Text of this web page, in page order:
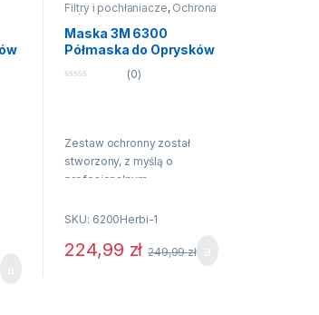
Filtry i pochłaniacze, Ochrona
dróg oddechowych
Półmaski przeciwpyłowe
Maska 3M 6300
Półmaska do Oprysków
Pestycydy Herbicydy
Kompletna Gotowa do
(0)
Zestaw ochronny został
stworzony, z myślą o
profesjonalnym
wykonujących pracę z
chemicznych i pestycydów.
SKU: 6200Herbi-1
224,99 zł 249,99zł